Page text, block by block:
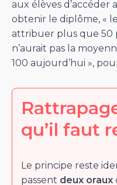
aux élèves d’accéder
obtenir le diplôme, «
attribuer plus que 50
n’aurait pas la
100 aujourd’hui »,
qu’il faut
Le principe reste
passent deux oraux